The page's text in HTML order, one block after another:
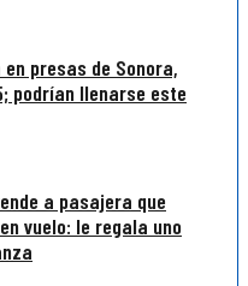
presas de Sonora,
podrían llenarse este
a pasajera que
vuelo: le regala uno